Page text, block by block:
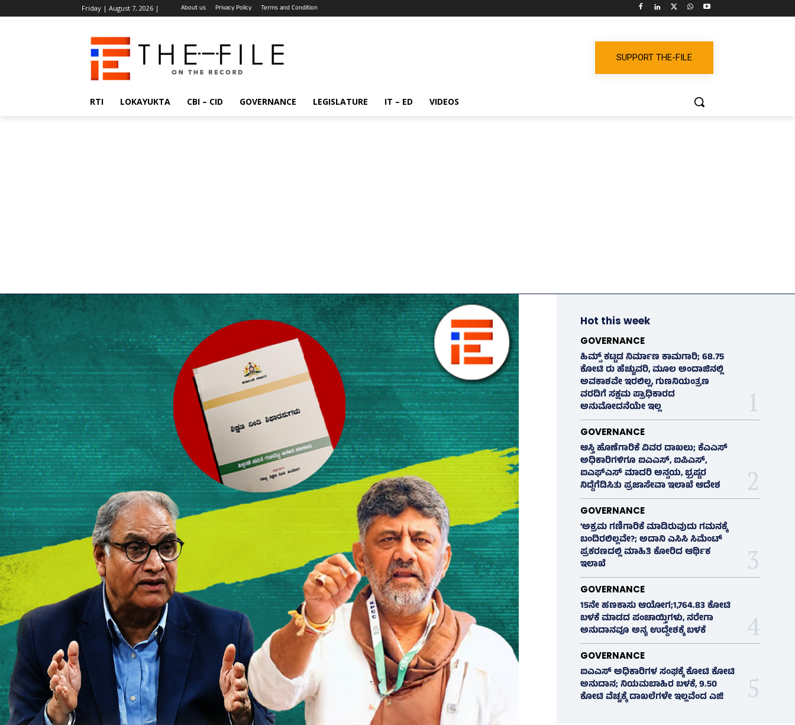
Friday | August 7, 2026 | About us Privacy Policy Terms and Condition
SUPPORT THE-FILE
RTI LOKAYUKTA CBI – CID GOVERNANCE LEGISLATURE IT – ED VIDEOS
Hot this week
GOVERNANCE
ಹಿಮ್ಸ್‌ ಕಟ್ಟಡ ನಿರ್ಮಾಣ ಕಾಮಗಾರಿ; 68.75
ಕೋಟಿ ರು ಹೆಚ್ಚುವರಿ, ಮೂಲ ಅಂದಾಜಿನಲ್ಲಿ
ಅವಕಾಶವೇ ಇರಲಿಲ್ಲ, ಗುಣನಿಯಂತ್ರಣ
ವರದಿಗೆ ಸಕ್ಷಮ ಪ್ರಾಧಿಕಾರದ
ಅನುಮೋದನೆಯೇ ಇಲ್ಲ
GOVERNANCE
ಆಸ್ತಿ ಹೊಣೆಗಾರಿಕೆ ವಿವರ ದಾಖಲು; ಕೆಎಎಸ್
ಅಧಿಕಾರಿಗಳಿಗೂ ಐಎಎಸ್‌, ಐಪಿಎಸ್‌,
ಐಎಫ್‌ಎಸ್‌ ಮಾದರಿ ಅನ್ವಯ, ಭ್ರಷ್ಟರ
ನಿದ್ದೆಗೆಡಿಸಿತು ಪ್ರಜಾಸೇವಾ ಇಲಾಖೆ ಆದೇಶ
GOVERNANCE
‘ಅಕ್ರಮ ಗಣಿಗಾರಿಕೆ ಮಾಡಿರುವುದು ಗಮನಕ್ಕೆ
ಬಂದಿರಲಿಲ್ಲವೇ?; ಅದಾನಿ ಎಸಿಸಿ ಸಿಮೆಂಟ್
ಪ್ರಕರಣದಲ್ಲಿ ಮಾಹಿತಿ ಕೋರಿದ ಆರ್ಥಿಕ
ಇಲಾಖೆ
GOVERNANCE
15ನೇ ಹಣಕಾಸು ಆಯೋಗ;1,764.83 ಕೋಟಿ
ಬಳಕೆ ಮಾಡದ ಪಂಚಾಯ್ತಿಗಳು, ನರೇಗಾ
ಅನುದಾನವೂ ಅನ್ಯ ಉದ್ದೇಶಕ್ಕೆ ಬಳಕೆ
GOVERNANCE
ಐಎಎಸ್‌ ಅಧಿಕಾರಿಗಳ ಸಂಘಕ್ಕೆ ಕೋಟಿ ಕೋಟಿ
ಅನುದಾನ; ನಿಯಮಬಾಹಿರ ಬಳಕೆ, 9.50
ಕೋಟಿ ವೆಚ್ಚಕ್ಕೆ ದಾಖಲೆಗಳೇ ಇಲ್ಲವೆಂದ ಎಜಿ